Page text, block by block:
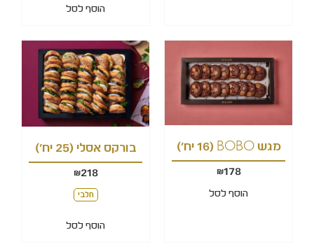
הוסף לסל
מגש BOBO (16 יח')
178
₪
הוסף לסל
בורקס אסלי (25 יח')
218
₪
חלבי
הוסף לסל